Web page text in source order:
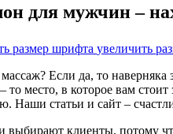
для мужчин –
размер шрифта увеличить
Если да, то
место, в которое вам
Наши статьи и сайт –
клиенты, потому